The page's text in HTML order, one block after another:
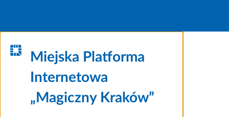
Miejska Platforma
Internetowa
„Magiczny Kraków”